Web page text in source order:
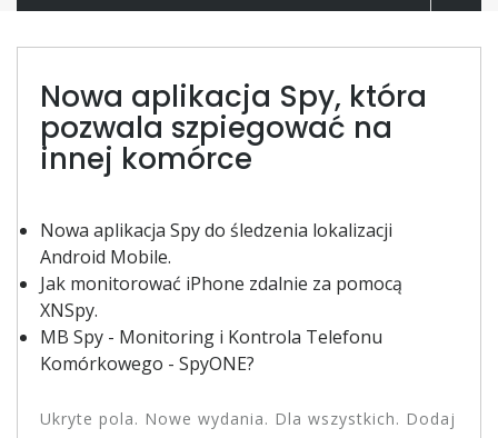
Nowa aplikacja Spy, która
pozwala szpiegować na
innej komórce
Nowa aplikacja Spy do śledzenia lokalizacji
Android Mobile.
Jak monitorować iPhone zdalnie za pomocą
XNSpy.
MB Spy - Monitoring i Kontrola Telefonu
Komórkowego - SpyONE?
Ukryte pola. Nowe wydania. Dla wszystkich. Dodaj